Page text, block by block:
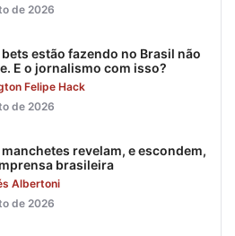
de 2026
bets estão fazendo no Brasil não
E o jornalismo com isso?
Felipe Hack
de 2026
manchetes revelam, e escondem,
brasileira
Albertoni
de 2026